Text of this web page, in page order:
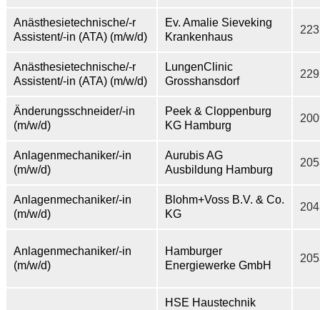
Anästhesietechnische/-r
Assistent/-in (ATA) (m/w/d)
Ev. Amalie Sieveking
Krankenhaus
Anästhesietechnische/-r
Assistent/-in (ATA) (m/w/d)
LungenClinic
Grosshansdorf
Änderungsschneider/-in
(m/w/d)
Peek & Cloppenburg
KG Hamburg
Anlagenmechaniker/-in
(m/w/d)
Aurubis AG
Ausbildung Hamburg
Anlagenmechaniker/-in
(m/w/d)
Blohm+Voss B.V. & Co.
KG
Anlagenmechaniker/-in
(m/w/d)
Hamburger
Energiewerke GmbH
HSE Haustechnik